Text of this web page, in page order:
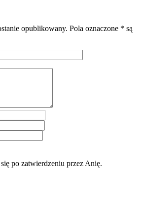
opublikowany. Pola oznaczone * są
po zatwierdzeniu przez Anię.